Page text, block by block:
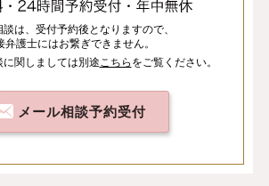
は、 受付予約後となりますので、
弁護士にはお繋ぎできません。
に関しましては別途 こちらをご覧ください。
メール相談予約受付